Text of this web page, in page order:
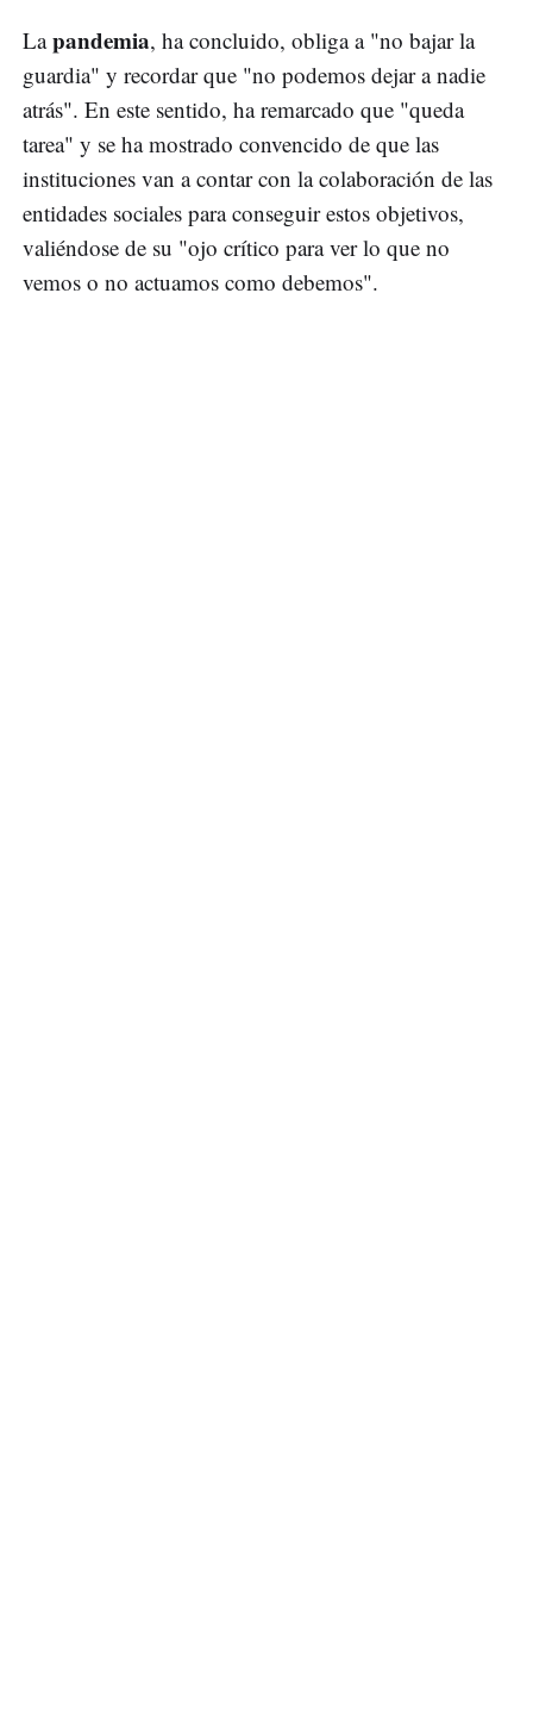
Lapandemia, ha concluido, obliga a "no bajar la
guardia" y recordar que "no podemos dejar a nadie
atrás". En este sentido, ha remarcado que "queda
tarea" y se ha mostrado convencido de que las
instituciones van a contar con la colaboración de las
entidades sociales para conseguir estos objetivos,
valiéndose de su "ojo crítico para ver lo que no
vemos o no actuamos como debemos".